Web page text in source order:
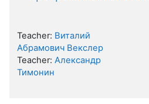
Teacher: Виталий
Абрамович Векслер
Teacher: Александр
Тимонин